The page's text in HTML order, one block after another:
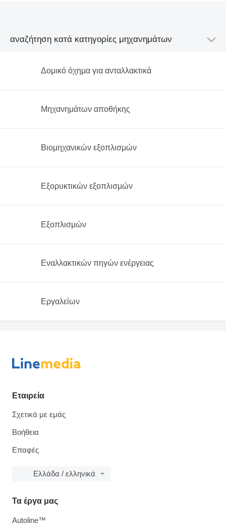
αναζήτηση κατά κατηγορίες μηχανημάτων
Δομικό όχημα για ανταλλακτικά
Μηχανημάτων αποθήκης
Βιομηχανικών εξοπλισμών
Εξορυκτικών εξοπλισμών
Εξοπλισμών
Εναλλακτικών πηγών ενέργειας
Εργαλείων
Εταιρεία
Σχετικά με εμάς
Βοήθεια
Επαφές
Ελλάδα / ελληνικά
Τα έργα μας
Autoline™